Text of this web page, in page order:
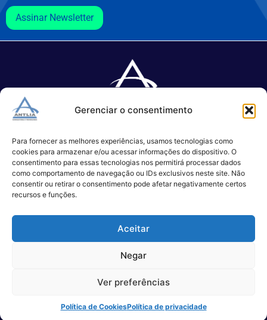
Gerenciar o consentimento
Para fornecer as melhores experiências, usamos tecnologias como
cookies para armazenar e/ou acessar informações do dispositivo. O
consentimento para essas tecnologias nos permitirá processar dados
como comportamento de navegação ou IDs exclusivos neste site. Não
consentir ou retirar o consentimento pode afetar negativamente certos
recursos e funções.
Aceitar
Negar
Ver preferências
Política de CookiesPolítica de privacidade
Assinar Newsletter
TI.
(11) 3017-0999
São Paulo
Alameda Campinas, 1100 – 3°Andar,